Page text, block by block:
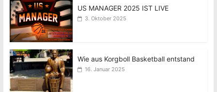
US MANAGER 2025 IST LIVE
3. Oktober 2025
Wie aus Korgboll Basketball entstand
16. Januar 2025